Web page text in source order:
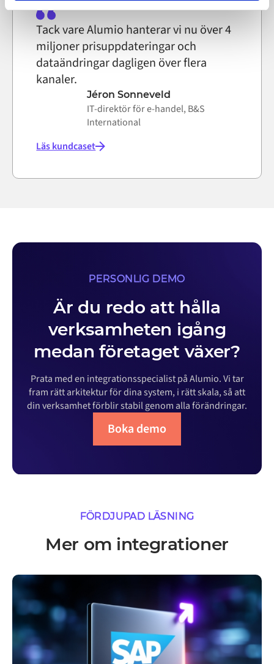
on the internet
Tack vare Alumio hanterar vi nu över 4
miljoner prisuppdateringar och
dataändringar dagligen över flera
kanaler.
Jéron Sonneveld
IT-direktör för e-handel, B&S
International
Läs kundcaset
PERSONLIG DEMO
Är du redo att hålla
verksamheten igång
medan företaget växer?
Prata med en integrationsspecialist på Alumio. Vi tar
fram rätt arkitektur för dina system, i rätt skala, så att
din verksamhet förblir stabil genom alla förändringar.
Boka demo
FÖRDJUPAD LÄSNING
Mer om integrationer